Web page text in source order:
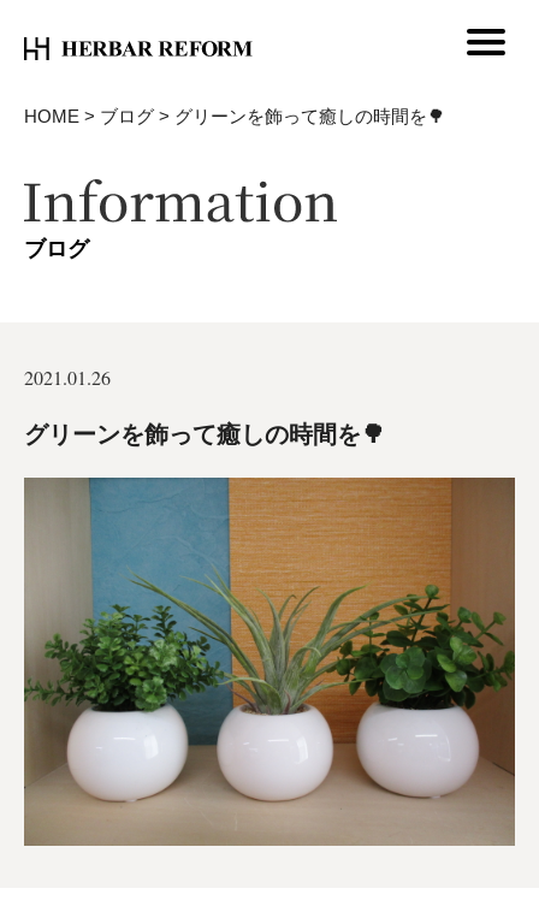
HOME > ブログ > グリーンを飾って癒しの時間を🌳
ブログ
2021.01.26
グリーンを飾って癒しの時間を🌳